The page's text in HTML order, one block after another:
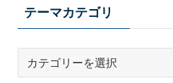
テーマカテゴリ